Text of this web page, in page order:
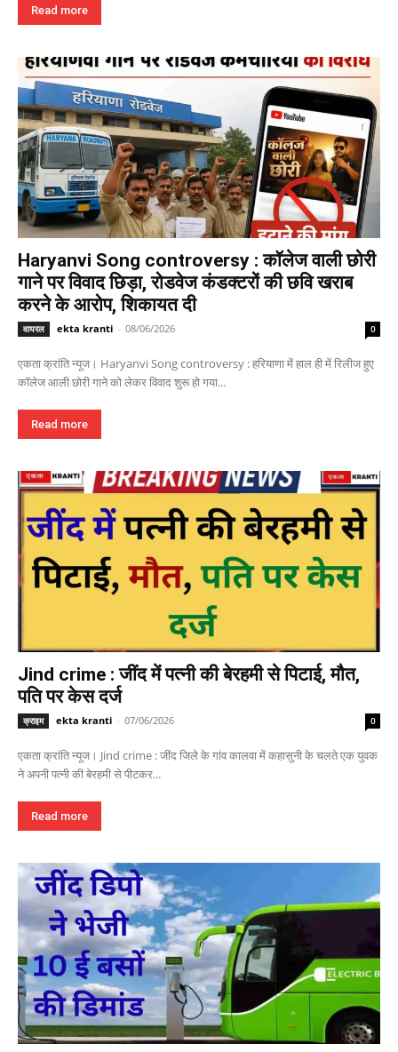
Read more
Haryanvi Song controversy : कॉलेज वाली छोरी
गाने पर विवाद छिड़ा, रोडवेज कंडक्टरों की छवि खराब
करने के आरोप, शिकायत दी
वायरल ekta kranti - 08/06/2026 0
एकता क्रांति न्यूज। Haryanvi Song controversy : हरियाणा में हाल ही में रिलीज हुए
कॉलेज आली छोरी गाने को लेकर विवाद शुरू हो गया...
Read more
Jind crime : जींद में पत्नी की बेरहमी से पिटाई, मौत,
पति पर केस दर्ज
क्राइम ekta kranti - 07/06/2026 0
एकता क्रांति न्यूज। Jind crime : जींद जिले के गांव कालवा में कहासुनी के चलते एक युवक
ने अपनी पत्नी की बेरहमी से पीटकर...
Read more